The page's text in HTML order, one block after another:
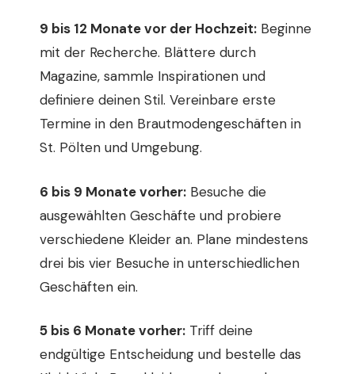
9 bis 12 Monate vor der Hochzeit: Beginne
mit der Recherche. Blättere durch
Magazine, sammle Inspirationen und
definiere deinen Stil. Vereinbare erste
Termine in den Brautmodengeschäften in
St. Pölten und Umgebung.
6 bis 9 Monate vorher: Besuche die
ausgewählten Geschäfte und probiere
verschiedene Kleider an. Plane mindestens
drei bis vier Besuche in unterschiedlichen
Geschäften ein.
5 bis 6 Monate vorher: Triff deine
endgültige Entscheidung und bestelle das